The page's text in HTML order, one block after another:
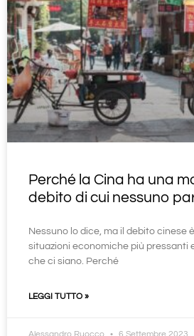
Perché la Cina ha una
debito di cui nessuno
Nessuno lo dice, ma il debito cinese
situazioni economiche più pressanti
che ci siano. Perché
LEGGI TUTTO »